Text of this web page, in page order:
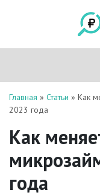
Главная » Статьи » Как
2023 года
Как
года